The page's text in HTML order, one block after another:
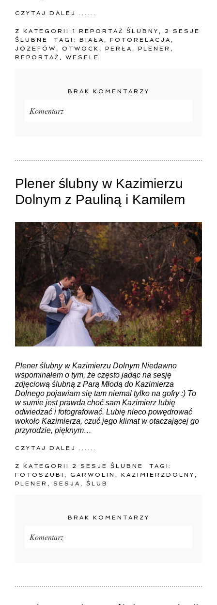
CZYTAJ DALEJ ......
Z KATEGORII:1 REPORTAŻ ŚLUBNY
2 SESJE
ŚLUBNE
TAGI:BIAŁA ,FOTORELACJA
JÓZEFÓW
,OTWOCK ,PERŁA ,PLENER
REPORTAŻ
,WESELE
BRAK KOMENTARZY
Komentarz
ZAMIEŚĆ KOMENTARZ
Plener ślubny w Kazimierzu
Dolnym z Pauliną i Kamilem
Plener ślubny w Kazimierzu Dolnym Niedawno
wspominałem o tym, że często jadąc na sesję
zdjęciową ślubną z Parą Młodą do Kazimierza
Dolnego pojawiam się tam niemal tylko na gofry :) To
w sumie jest prawda choć sam Kazimierz lubię
odwiedzać i fotografować. Lubię nieco powędrować
wokoło Kazimierza, czuć jego klimat w otaczającej go
przyrodzie, pięknym…
CZYTAJ DALEJ ......
Z KATEGORII: 2 SESJE ŚLUBNE
TAGI:
FOTOSZUBI
GARWOLIN ,KAZIMIERZDOLNY
PLENER
SESJA ,ŚLUB
BRAK KOMENTARZY
Komentarz